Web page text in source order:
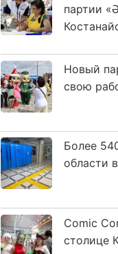
партии
Новый
свою
Более
области
Comic
столице